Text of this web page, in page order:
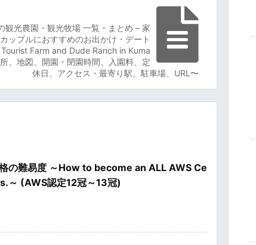
観光農園・観光牧場 一覧・まとめ – 家
ップルにおすすめのお出かけ・デート
Farm and Dude Ranch in Kuma
、地図、開園・閉園時間、入園料、定
休日、アクセス・最寄り駅、駐車場、URL〜
の難易度 ～How to become an ALL AWS Ce
(AWS認定12冠～13冠)